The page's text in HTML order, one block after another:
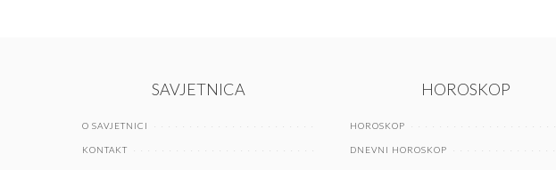
SAVJETNICA
O SAVJETNICI
KONTAKT
HOROSKOP
HOROSKOP
DNEVNI HOROSKOP